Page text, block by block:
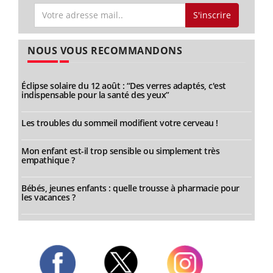
S'inscrire
NOUS VOUS RECOMMANDONS
Éclipse solaire du 12 août : “Des verres adaptés, c'est
indispensable pour la santé des yeux”
Les troubles du sommeil modifient votre cerveau !
Mon enfant est-il trop sensible ou simplement très
empathique ?
Bébés, jeunes enfants : quelle trousse à pharmacie pour
les vacances ?